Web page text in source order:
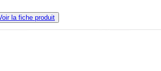
la fiche produit